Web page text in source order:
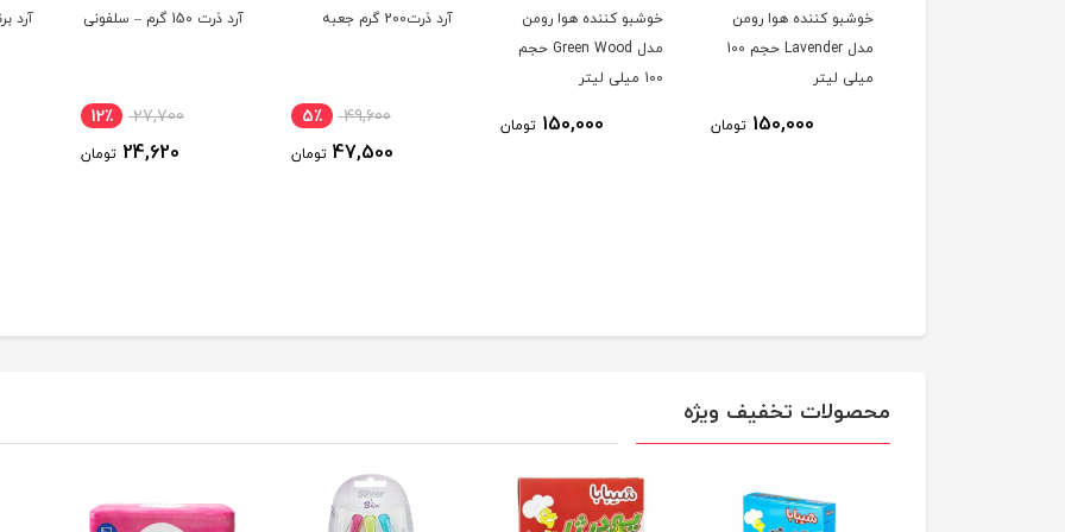
خوشبو کننده هوا رومن
مدل Lavender حجم 100
میلی لیتر
150,000 تومان
خوشبو کننده هوا رومن
مدل Green Wood حجم
100 میلی لیتر
150,000 تومان
آرد ذرت200 گرم جعبه
49,600 5٪
47,500 تومان
آرد ذرت 150 گرم – سلفونی
27,700 12٪
24,620 تومان
آرد برنج 120
محصولات تخفیف ویژه